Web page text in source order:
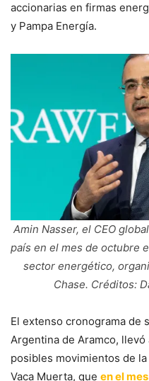
accionarias en firmas
y Pampa Energía.
Amin Nasser, el CEO
país en el mes de octubre
sector energético,
Chase. Créditos:
El extenso cronograma de
Argentina de Aramco,
posibles movimientos de
Vaca Muerta, que en el